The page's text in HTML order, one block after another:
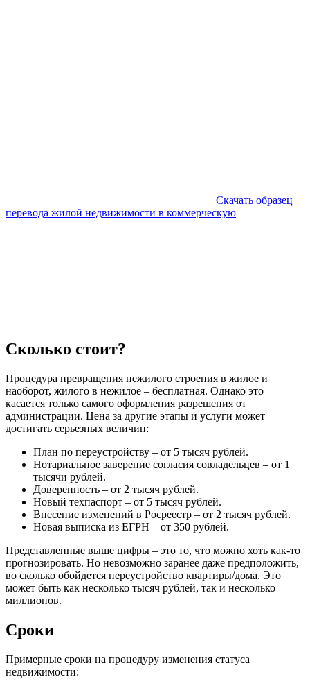
Скачать образец
перевода жилой недвижимости в коммерческую
Сколько стоит?
Процедура превращения нежилого строения в жилое и
наоборот, жилого в нежилое – бесплатная. Однако это
касается только самого оформления разрешения от
администрации. Цена за другие этапы и услуги может
достигать серьезных величин:
План по переустройству – от 5 тысяч рублей.
Нотариальное заверение согласия совладельцев – от 1
тысячи рублей.
Доверенность – от 2 тысяч рублей.
Новый техпаспорт – от 5 тысяч рублей.
Внесение изменений в Росреестр – от 2 тысяч рублей.
Новая выписка из ЕГРН – от 350 рублей.
Представленные выше цифры – это то, что можно хоть как-то
прогнозировать. Но невозможно заранее даже предположить,
во сколько обойдется переустройство квартиры/дома. Это
может быть как несколько тысяч рублей, так и несколько
миллионов.
Сроки
Примерные сроки на процедуру изменения статуса
недвижимости: